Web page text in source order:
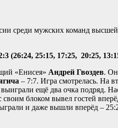
среди мужских команд
(26:24, 25:15, 17:25, 20:25,
«Енисея» Андрей Гвоздев. Он
– 7:7. Игра смотрелась. На
ещё два очка подряд.
своим блоком вывел гостей
и даже вышли вперёд –